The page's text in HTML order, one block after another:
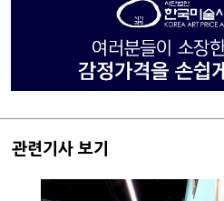
관련기사 보기